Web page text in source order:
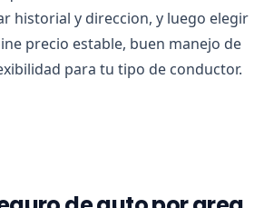
historial y direccion, y luego elegir
precio estable, buen manejo de
para tu tipo de conductor.